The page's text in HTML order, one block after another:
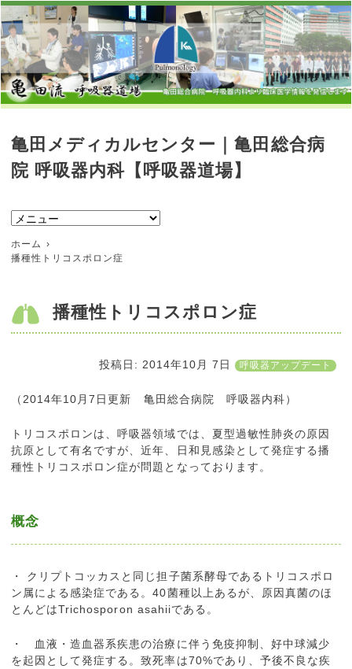
亀田メディカルセンター｜亀田総合病
院 呼吸器内科【呼吸器道場】
ホーム
播種性トリコスポロン症
播種性トリコスポロン症
投稿日: 2014年10月 7日 呼吸器アップデート
（2014年10月7日更新 亀田総合病院 呼吸器内科）
トリコスポロンは、呼吸器領域では、夏型過敏性肺炎の原因
抗原として有名ですが、近年、日和見感染として発症する播
種性トリコスポロン症が問題となっております。
概念
・ クリプトコッカスと同じ担子菌系酵母であるトリコスポロ
ン属による感染症である。40菌種以上あるが、原因真菌のほ
とんどはTrichosporon asahiiである。
・ 血液・造血器系疾患の治療に伴う免疫抑制、好中球減少
を起因として発症する。致死率は70%であり、予後不良な疾